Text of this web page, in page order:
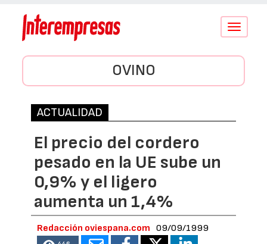
Conmutar
OVINO
ACTUALIDAD
El precio del cordero
pesado en la UE sube un
0,9% y el ligero
aumenta un 1,4%
Redacción oviespana.com 09/09/1999